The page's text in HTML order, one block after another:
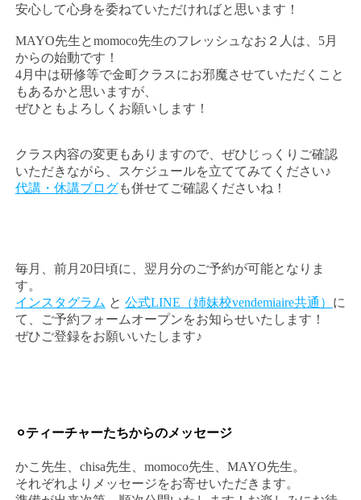
安心して心身を委ねていただければと思います！
MAYO先生とmomoco先生のフレッシュなお２人は、5月
からの始動です！
4月中は研修等で金町クラスにお邪魔させていただくこと
もあるかと思いますが、
ぜひともよろしくお願いします！
クラス内容の変更もありますので、ぜひじっくりご確認
いただきながら、スケジュールを立ててみてください♪
代講・休講ブログも併せてご確認くださいね！
毎月、前月20日頃に、翌月分のご予約が可能となりま
す。
インスタグラム と 公式LINE（姉妹校vendemiaire共通） に
て、ご予約フォームオープンをお知らせいたします！
ぜひご登録をお願いいたします♪
⚪︎ティーチャーたちからのメッセージ
かこ先生、chisa先生、momoco先生、MAYO先生。
それぞれよりメッセージをお寄せいただきます。